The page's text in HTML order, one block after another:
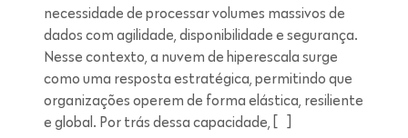
necessidade de processar volumes massivos de
dados com agilidade, disponibilidade e segurança.
Nesse contexto, a nuvem de hiperescala surge
como uma resposta estratégica, permitindo que
organizações operem de forma elástica, resiliente
e global. Por trás dessa capacidade, […]